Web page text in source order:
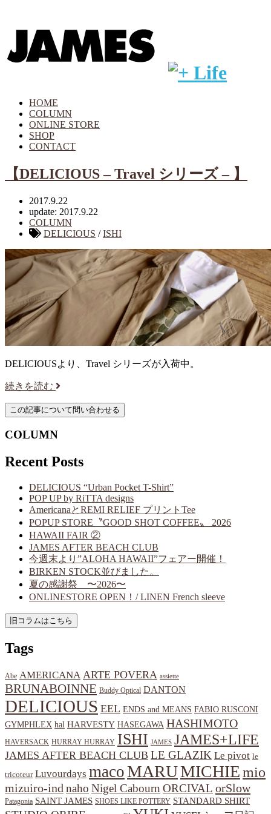
HOME
COLUMN
ONLINE STORE
SHOP
CONTACT
【DELICIOUS – Travel シリーズ – 】
2017.9.22
update: 2017.9.22
COLUMN
DELICIOUS /ISHI
DELICIOUSより、Travel シリーズが入荷中。
続きを読む
COLUMN
Recent Posts
DELICIOUS “Urban Pocket T-Shirt”
POP UP by RiTTA designs
AmericanaとREMI RELIEF プリントTee
POPUP STORE〝GOOD SHOT COFFEE〟 2026
HAWAII FAIR ②
JAMES AFTER BEACH CLUB
今週末より”ALOHA HAWAII”フェアー開催！
BIRKEN STOCK並びました。
夏の感謝祭 〜2026〜
ONLINESTORE OPEN！/ LINEN French sleeve
Tags
Abe AMERICANA ARTE POVERA assiette
BRUNABOINNE Buddy Optical DANTON
DELICIOUS EEL ENDS and MEANS FABIO RUSCONI
GYMPHLEX hal HARVESTY HASEGAWA HASHIMOTO
HAVERSACK HURRAY HURRAY ISHI JAMES JAMES+LIFE
JAMES AFTER BEACH CLUB LE GLAZIK Le pivot le
tricoteur Luvourdays macoMARUMICHIEmio
mizuiro-ind naho Nigel Cabourn ORCIVAL orSlow
Patagonia SAINT JAMES SHOES LIKE POTTERY STANDARD SHIRT